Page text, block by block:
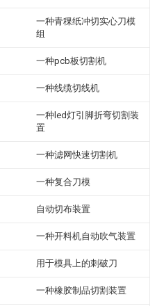
一种青稞纸冲切实心刀模
组
一种pcb板切割机
一种线缆切线机
一种led灯引脚折弯切割装
置
一种滤网快速切割机
一种复合刀模
自动切布装置
一种开料机自动吹气装置
用于模具上的刺破刀
一种橡胶制品切割装置